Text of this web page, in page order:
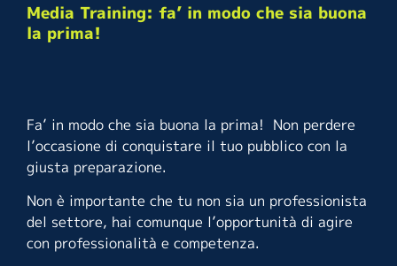
Media Training: fa’ in modo che sia buona
la prima!
Fa’ in modo che sia buona la prima! Non perdere
l’occasione di conquistare il tuo pubblico con la
giusta preparazione.
Non è importante che tu non sia un professionista
del settore, hai comunque l’opportunità di agire
con professionalità e competenza.